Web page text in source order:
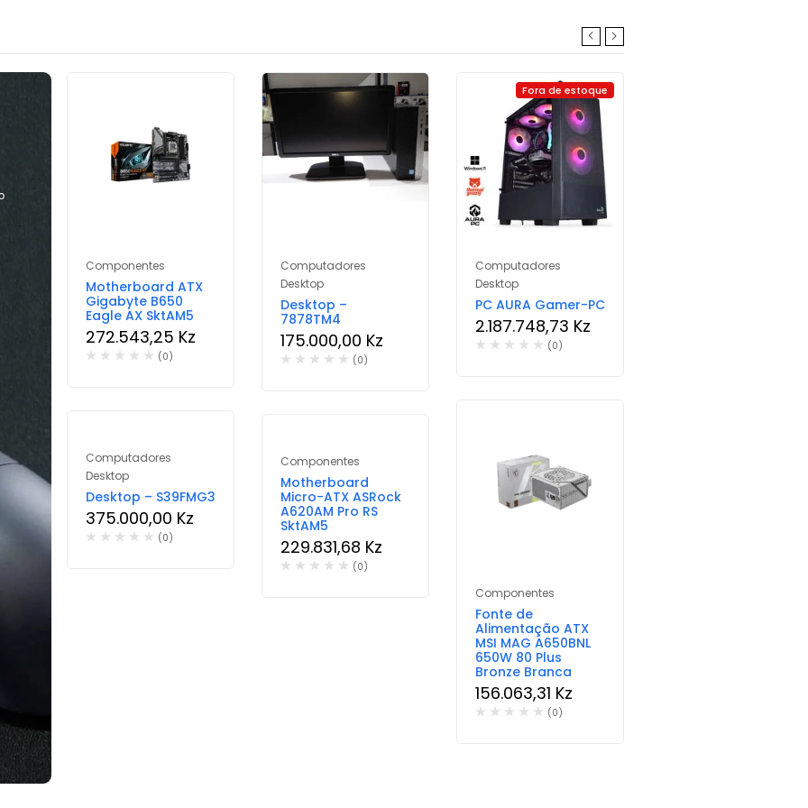
Componentes
Motherboard ATX
Gigabyte B650
Eagle AX SktAM5
272.543,25 Kz
(0)
Computadores
Desktop
Desktop – S39FMG3
375.000,00 Kz
(0)
Computadores
Desktop
Desktop –
7878TM4
175.000,00 Kz
(0)
Componentes
Motherboard
Micro-ATX ASRock
A620AM Pro RS
SktAM5
229.831,68 Kz
(0)
Fora de estoque
Computadores
Desktop
PC AURA Gamer-PC
2.187.748,73 Kz
(0)
Componentes
Fonte de
Alimentação ATX
MSI MAG A650BNL
650W 80 Plus
Bronze Branca
156.063,31 Kz
(0)